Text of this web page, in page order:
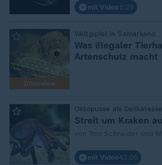
mit Video 1:29
Interview
Weltgipfel in Samarkand
Was illegaler
Artenschutz macht
Oktopusse als Delikatesse
Streit um Kraken
mit Video43:05